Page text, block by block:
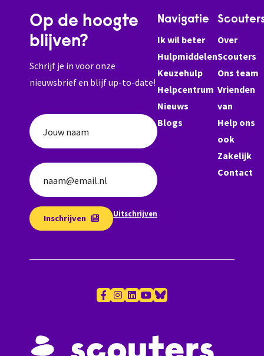
Op de hoogte
blijven?
Schrijf je in voor onze
nieuwsbrief en blijf up-to-date!
Jouw naam
naam@email.nl
Inschrijven Uitschrijven
Navigatie
Ik wil beter
Hulpmiddelen
Keuzehulp
Helpcentrum
Nieuws
Blogs
Over
Scouters
Ons team
Vrienden
van
Help ons
ook
Zakelijk
Contact